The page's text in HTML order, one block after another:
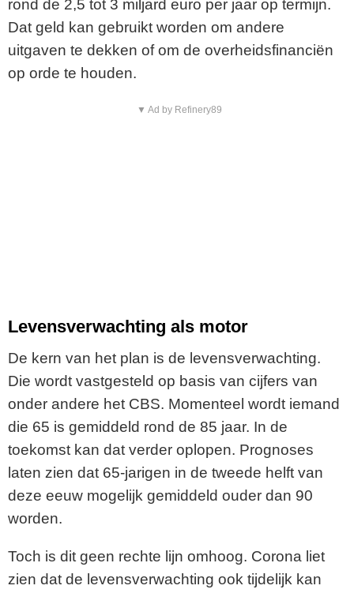
rond de 2,5 tot 3 miljard euro per jaar op termijn.
Dat geld kan gebruikt worden om andere
uitgaven te dekken of om de overheidsfinanciën
op orde te houden.
▼ Ad by Refinery89
Levensverwachting als motor
De kern van het plan is de levensverwachting.
Die wordt vastgesteld op basis van cijfers van
onder andere het CBS. Momenteel wordt iemand
die 65 is gemiddeld rond de 85 jaar. In de
toekomst kan dat verder oplopen. Prognoses
laten zien dat 65-jarigen in de tweede helft van
deze eeuw mogelijk gemiddeld ouder dan 90
worden.
Toch is dit geen rechte lijn omhoog. Corona liet
zien dat de levensverwachting ook tijdelijk kan